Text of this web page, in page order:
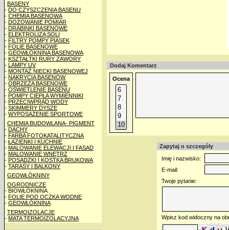
BASENY
- DO CZYSZCZENIA BASENU
- CHEMIA BASENOWA
- DOZOWANIE POMIAR
- DRABINKI BASENOWE
- ELEKTROLIZA SOLI
- FILTRY POMPY PIASEK
- FOLIE BASENOWE
- GEOWŁÓKNINA BASENOWA
- KSZTAŁTKI RURY ZAWORY
- LAMPY UV
- MONTAŻ NIECKI BASENOWEJ
- NAKRYCIA BASENÓW
- OBRZEŻA BASENOWE
- OŚWIETLENIE BASENU
- POMPY CIEPŁA WYMIENNIKI
- PRZECIWPRĄD WODY
- SKIMMERY DYSZE
- WYPOSAŻENIE SPORTOWE
CHEMIA BUDOWLANA- PIGMENT
- DACHY
- FARBA FOTOKATALITYCZNA
- ŁAZIENKI I KUCHNIE
- MALOWANIE ELEWACJI I FASAD
- MALOWANIE WNĘTRZ
- POSADZKI I KOSTKA BRUKOWA
- TARASY I BALKONY
GEOWŁÓKNINY
OGRODNICZE
- BIOWŁÓKNINA
- FOLIE POD OCZKA WODNE
- GEOWŁÓKNINA
TERMOIZOLACJE
- MATA TERMOIZOLACYJNA
Dodaj Komentarz
Ocena
Zapytaj o szczegóły
Imię i nazwisko:
E-mail:
Twoje pytanie:
Wpisz kod widoczny na